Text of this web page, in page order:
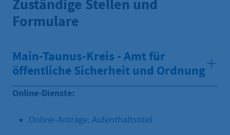
Zuständige Stellen und
Formulare
Main-Taunus-Kreis - Amt für
öffentliche Sicherheit und Ordnung
Online-Dienste:
Online-Anträge: Aufenthaltstitel